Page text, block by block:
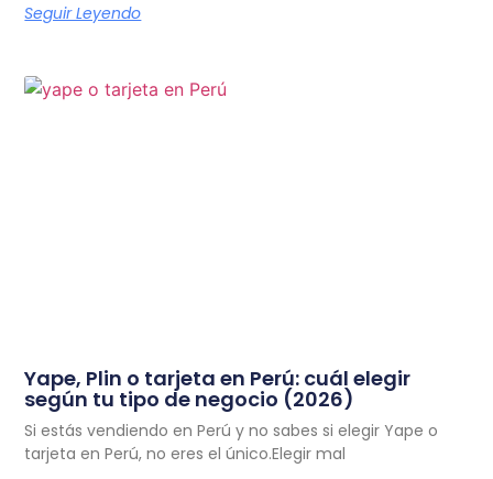
Seguir Leyendo
Yape, Plin o tarjeta en Perú: cuál elegir
según tu tipo de negocio (2026)
Si estás vendiendo en Perú y no sabes si elegir Yape o
tarjeta en Perú, no eres el único.Elegir mal